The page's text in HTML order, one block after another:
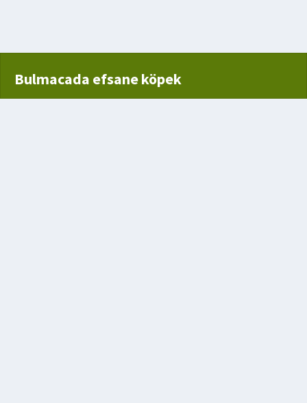
Bulmacada efsane köpek